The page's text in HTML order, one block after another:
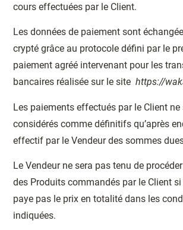
cours effectuées par le Client.
Les données de paiement sont
crypté grâce au protocole défini par le
paiement agréé intervenant pour les
bancaires réalisée sur le sitehttps://
Les paiements effectués par le Client ne
considérés comme définitifs qu’après
effectif par le Vendeur des sommes
Le Vendeur ne sera pas tenu de
des Produits commandés par le Client
paye pas le prix en totalité dans les
indiquées.